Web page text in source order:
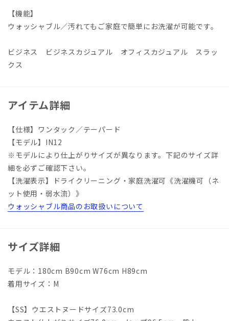
【機能】
ウォッシャブル／汚れてもご家庭で簡単にお洗濯が可能です。
ビジネス ビジネスカジュアル オフィスカジュアル スラッ
クス
アイテム詳細
【仕様】ワンタック／テーパード
【モデル】IN12
※モデルにより仕上がりサイズが異なります。下記のサイズ詳
細を必ずご確認下さい。
【洗濯表示】ドライクリーニング・家庭洗濯可《洗濯機可（ネ
ット使用・弱水流）》
ウォッシャブル商品のお取扱いについて
サイズ詳細
モデル：180cm B90cm W76cm H89cm
着用サイズ：M
【SS】ウエストヌードサイズ73.0cm